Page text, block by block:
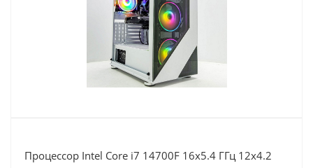
Процессор Intel Core i7 14700F 16x5.4 ГГц 12x4.2